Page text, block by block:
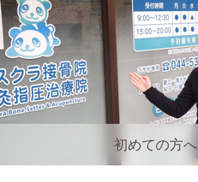
初めての方へ